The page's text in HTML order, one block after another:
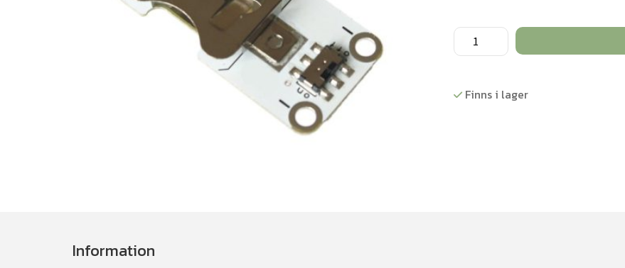
e-
textil
knappcell
Finns i lager
Information